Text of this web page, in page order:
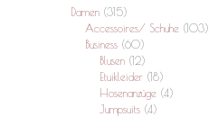
Damen (315)
Accessoires/ Schuhe (103)
Business (60)
Blusen (12)
Etuikleider (18)
Hosenanzüge (4)
Jumpsuits (4)